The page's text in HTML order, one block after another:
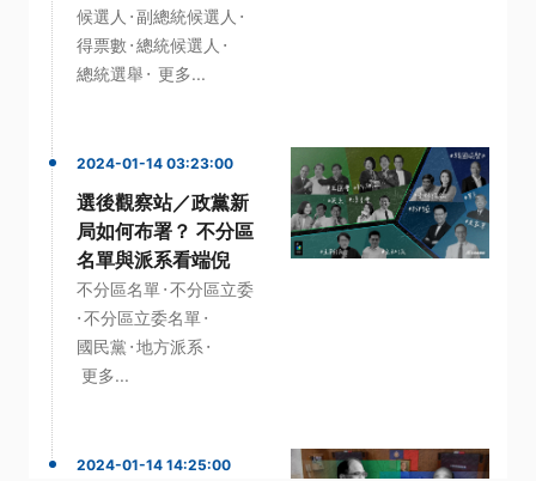
候選人 ·副總統候選人 ·
得票數 ·總統候選人 ·
總統選舉 · 更多...
2024-01-14 03:23:00
選後觀察站／政黨新
局如何布署？ 不分區
名單與派系看端倪
不分區名單·不分區立委
·不分區立委名單·
國民黨 ·地方派系 ·
更多...
2024-01-14 14:25:00